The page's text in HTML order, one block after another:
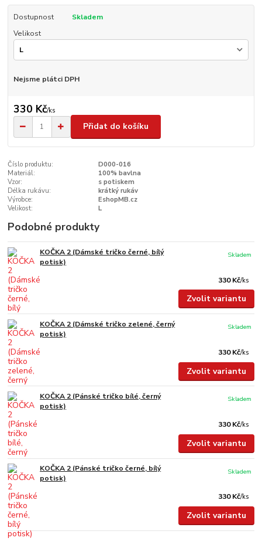
Dostupnost
Skladem
Velikost
Nejsme plátci DPH
330 Kč/ks
Přidat do košíku
Číslo produktu:
D000-016
Materiál:
100% bavlna
Vzor:
s potiskem
Délka rukávu:
krátký rukáv
Výrobce:
EshopMB.cz
Velikost:
L
Podobné produkty
KOČKA 2 (Dámské tričko černé, bílý
potisk)
330 Kč/ks
Skladem
Zvolit variantu
KOČKA 2 (Dámské tričko zelené, černý
potisk)
330 Kč/ks
Skladem
Zvolit variantu
KOČKA 2 (Pánské tričko bílé, černý
potisk)
330 Kč/ks
Skladem
Zvolit variantu
KOČKA 2 (Pánské tričko černé, bílý
potisk)
330 Kč/ks
Skladem
Zvolit variantu